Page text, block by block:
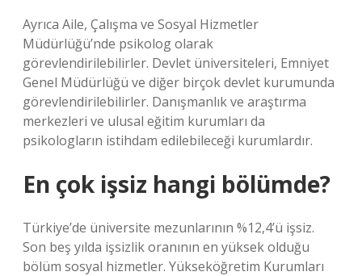
Ayrıca Aile, Çalışma ve Sosyal Hizmetler
Müdürlüğü’nde psikolog olarak
görevlendirilebilirler. Devlet üniversiteleri, Emniyet
Genel Müdürlüğü ve diğer birçok devlet kurumunda
görevlendirilebilirler. Danışmanlık ve araştırma
merkezleri ve ulusal eğitim kurumları da
psikologların istihdam edilebileceği kurumlardır.
En çok işsiz hangi bölümde?
Türkiye’de üniversite mezunlarının %12,4’ü işsiz.
Son beş yılda işsizlik oranının en yüksek olduğu
bölüm sosyal hizmetler. Yükseköğretim Kurumları